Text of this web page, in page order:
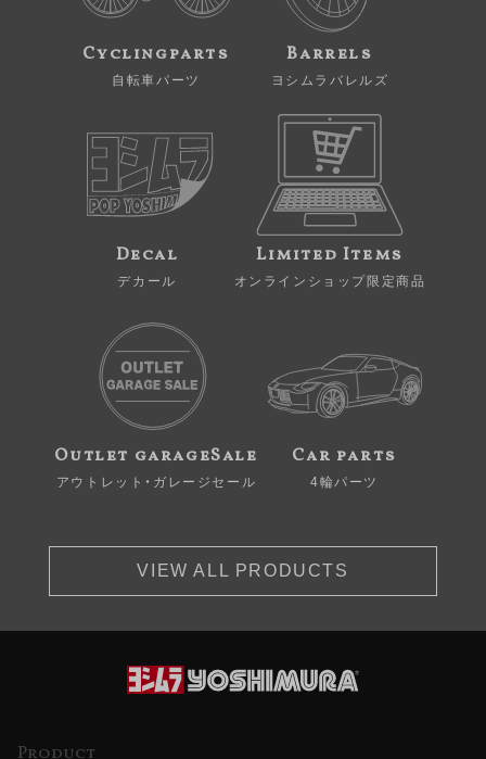
Cyclingparts
自転車パーツ
Barrels
ヨシムラバレルズ
Decal
デカール
Limited Items
オンラインショップ限定商品
Outlet garageSale
アウトレット・ガレージセール
Car parts
4輪パーツ
VIEW ALL PRODUCTS
Product